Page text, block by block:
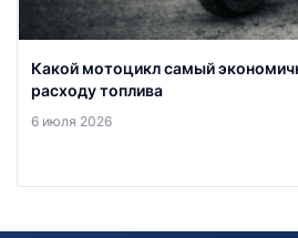
Какой мотоцикл самый
расходу топлива
6 июля 2026